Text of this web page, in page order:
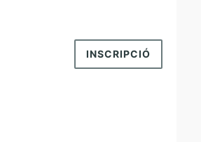
INSCRIPCIÓ